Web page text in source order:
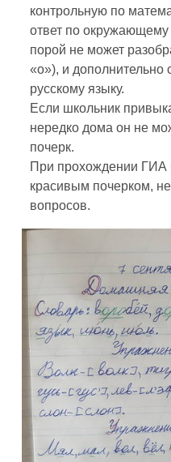
контрольную по
ответ по окружающему
порой не может
«о»), и дополнительно
русскому языку.
Если школьник
нередко дома он не
почерк.
При прохождении ГИА
красивым почерком,
вопросов.